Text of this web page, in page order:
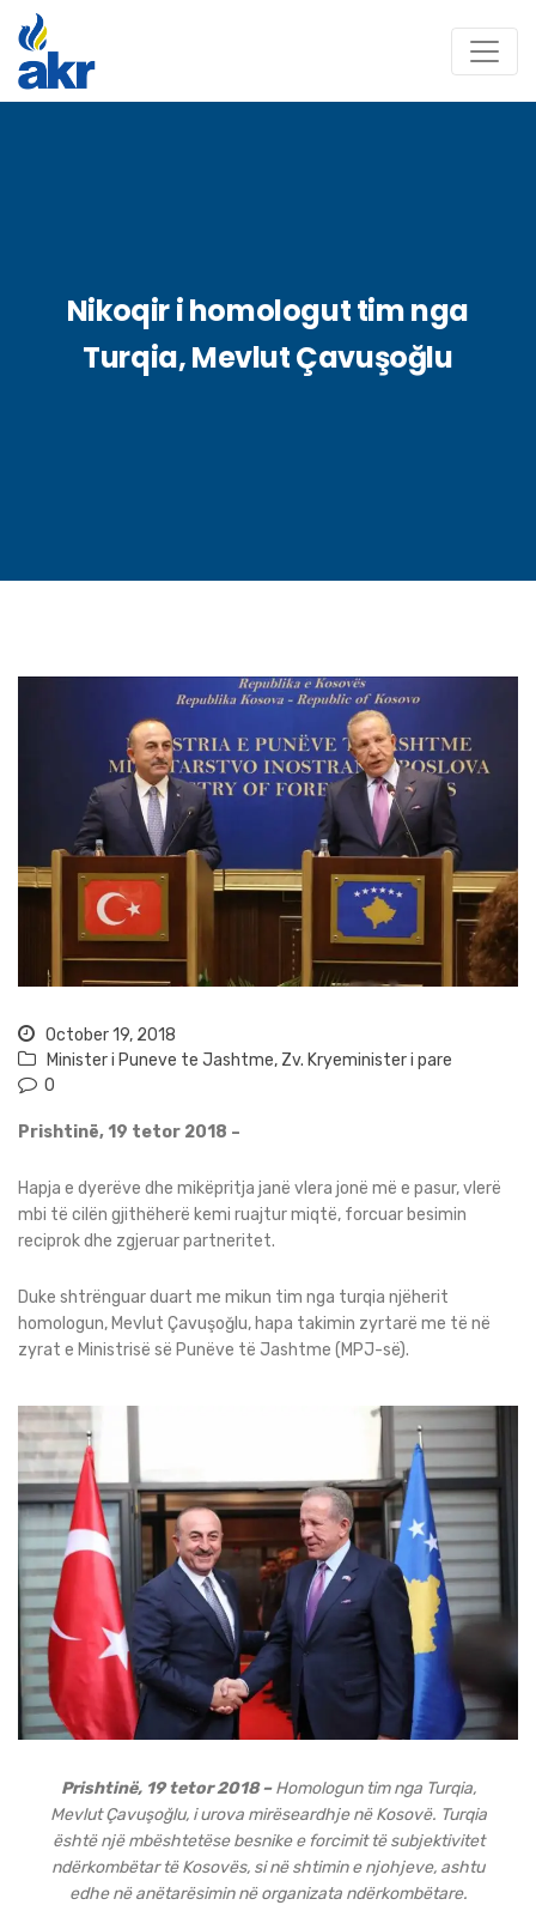
Nikoqir i homologut tim nga
Turqia, Mevlut Çavuşoğlu
October 19, 2018
Minister i Puneve te Jashtme, Zv. Kryeminister i pare
0
Prishtinë, 19 tetor 2018 –
Hapja e dyerëve dhe mikëpritja janë vlera jonë më e pasur, vlerë
mbi të cilën gjithëherë kemi ruajtur miqtë, forcuar besimin
reciprok dhe zgjeruar partneritet.
Duke shtrënguar duart me mikun tim nga turqia njëherit
homologun, Mevlut Çavuşoğlu, hapa takimin zyrtarë me të në
zyrat e Ministrisë së Punëve të Jashtme (MPJ-së).
Prishtinë, 19 tetor 2018 –Homologun tim nga Turqia,
Mevlut Çavuşoğlu, i urova mirëseardhje në Kosovë. Turqia
është një mbështetëse besnike e forcimit të subjektivitet
ndërkombëtar të Kosovës, si në shtimin e njohjeve, ashtu
edhe në anëtarësimin në organizata ndërkombëtare.